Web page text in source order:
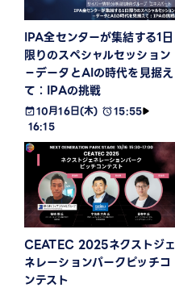
IPA全センターが集結する1日
限りのスペシャルセッション
－データとAIの時代を見据え
て：IPAの挑戦
10月16日(木)
15:55
16:15
CEATEC 2025ネクストジェ
ネレーションパークピッチコ
ンテスト